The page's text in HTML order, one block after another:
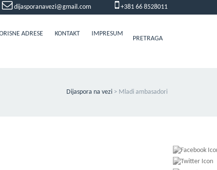
dijasporanavezi@gmail.com +381 66 8528011
ADRESE KONTAKT IMPRESUM
PRETRAGA
Dijaspora na vezi > Mladi ambasadori